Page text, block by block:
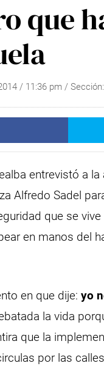
que
/ 11:36 pm/ Sección:
entrevistó a
Alfredo Sadel
que se
en manos del
en que dije: yo
la vida
que la
por las